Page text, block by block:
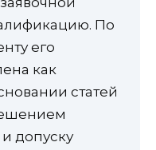
По
его
как
статей
допуску